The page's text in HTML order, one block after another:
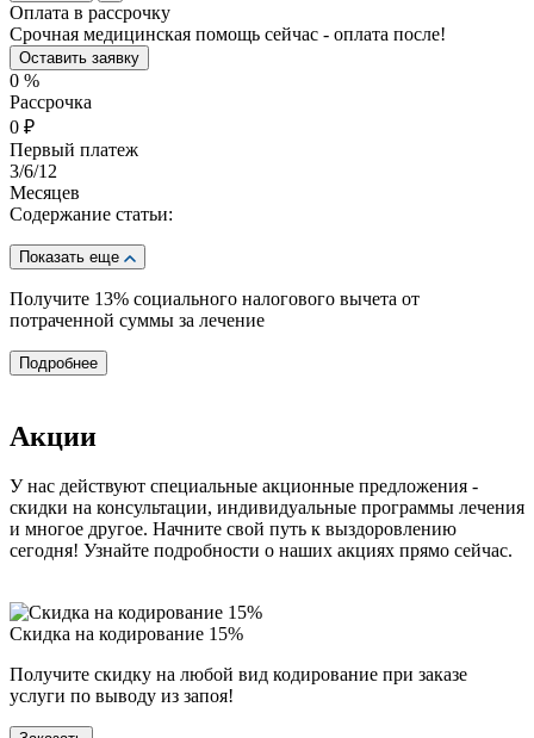
Оплата в рассрочку
Срочная медицинская помощь сейчас - оплата после!
Оставить заявку
0 %
Рассрочка
0 ₽
Первый платеж
3/6/12
Месяцев
Содержание статьи:
Показать еще
Получите 13% социального налогового вычета от
потраченной суммы за лечение
Подробнее
Акции
У нас действуют специальные акционные предложения -
скидки на консультации, индивидуальные программы лечения
и многое другое. Начните свой путь к выздоровлению
сегодня! Узнайте подробности о наших акциях прямо сейчас.
Скидка на кодирование 15%
Получите скидку на любой вид кодирование при заказе
услуги по выводу из запоя!